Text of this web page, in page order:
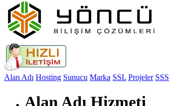
Alan Adı Hosting Sunucu Marka SSL Projeler SSS
Alan Adı Hizmeti